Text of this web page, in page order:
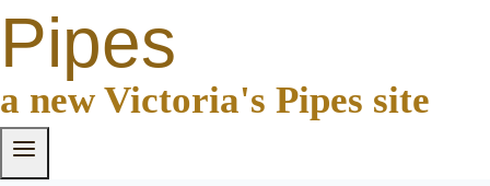
Pipes
a new Victoria's Pipes site